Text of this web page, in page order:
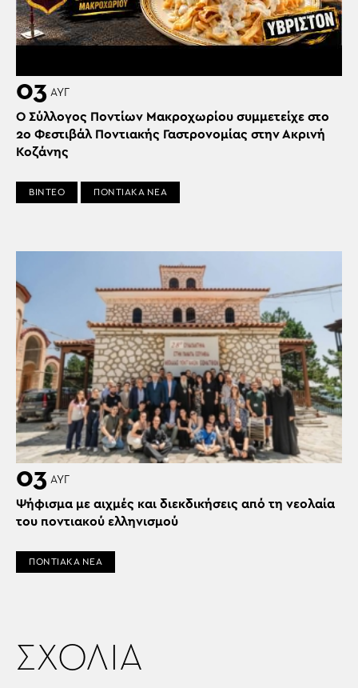
03 ΑΥΓ
Ο Σύλλογος Ποντίων Μακροχωρίου συμμετείχε στο
2ο Φεστιβάλ Ποντιακής Γαστρονομίας στην Ακρινή
Κοζάνης
ΒΙΝΤΕΟ ΠΟΝΤΙΑΚΑ ΝΕΑ
03 ΑΥΓ
Ψήφισμα με αιχμές και διεκδικήσεις από τη νεολαία
του ποντιακού ελληνισμού
ΠΟΝΤΙΑΚΑ ΝΕΑ
ΣΧΟΛΙΑ